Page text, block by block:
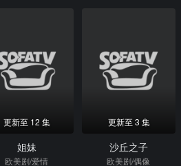
更新至 12 集
姐妹
欧美剧/爱情
更新至 3 集
沙丘之子
欧美剧/偶像